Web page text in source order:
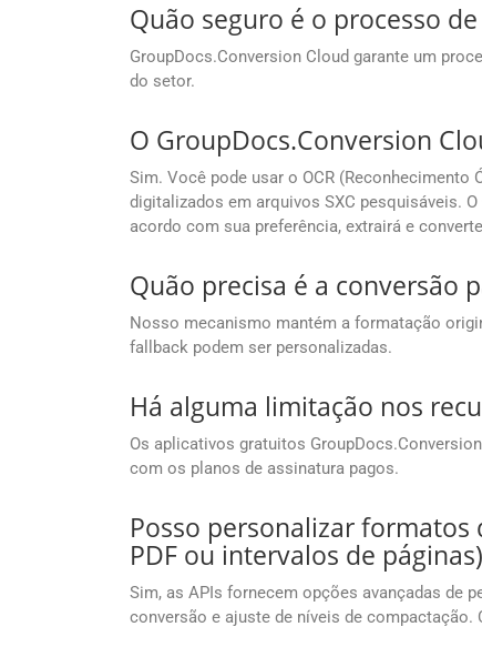
Quão seguro é o processo
GroupDocs.Conversion Cloud garante um
do setor.
O GroupDocs.Conversion
Sim. Você pode usar o OCR
digitalizados em arquivos SXC pesquisáveis.
acordo com sua preferência, extrairá e
Quão precisa é a conversão
Nosso mecanismo mantém a formatação
fallback podem ser personalizadas.
Há alguma limitação nos
Os aplicativos gratuitos
com os planos de assinatura pagos.
Posso personalizar
PDF ou intervalos de
Sim, as APIs fornecem opções avançadas de
conversão e ajuste de níveis de